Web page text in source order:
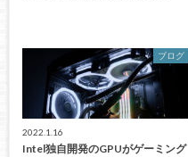
ブログ
2022.1.16
Intel独自開発のGPUがゲーミング